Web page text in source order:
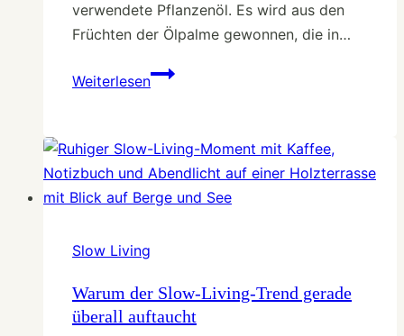
verwendete Pflanzenöl. Es wird aus den
Früchten der Ölpalme gewonnen, die in…
WeiterlesenWarum
ein
Problem
ist
Fakten
Slow Living
Warum der Slow-Living-Trend gerade
überall auftaucht